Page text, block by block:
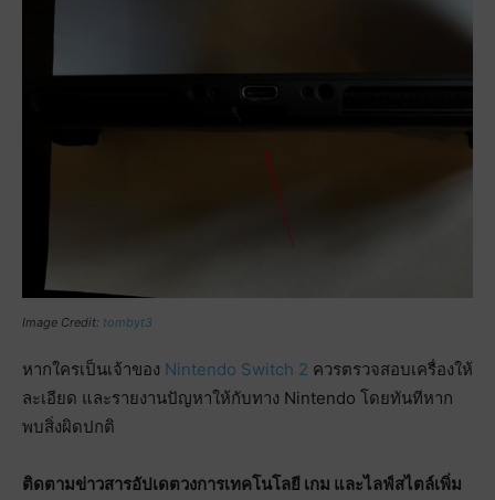
Image Credit: tombyt3
หากใครเป็นเจ้าของ Nintendo Switch 2 ควรตรวจสอบเครื่องให้
ละเอียด และรายงานปัญหาให้กับทาง Nintendo โดยทันทีหาก
พบสิ่งผิดปกติ
ติดตามข่าวสารอัปเดตวงการเทคโนโลยี เกม และไลฟ์สไตล์เพิ่ม